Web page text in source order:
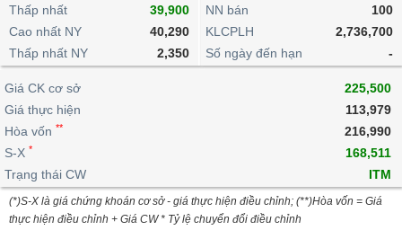
lỗ
dịch
nội
Niên
giám
Tài
liệu
cổ
Định
giá
ngoài
doanh
Top
cổ
phiếu
dịch
Chứng
quyền
quan
Thống
giao
dịch
Thống
giao
dịch
Tin
tức
Phân
tích
kỹ
thuật
trực
tuyến
Bộ
lọc
cổ
Vĩ
mô
lai
Chứng
quyền
Trái
phiếu
IR
Awards
tạo
Dịch
vụ
Thấp nhất
39,900
Cao nhất NY
40,290
Thấp nhất NY
2,350
NN bán
100
KLCPLH
2,736,700
Số ngày đến hạn
-
Giá CK cơ sở
225,500
Giá thực hiện
113,979
Hòa vốn **
216,990
S-X *
168,511
Trạng thái CW
ITM
(*)S-X là giá chứng khoán cơ sở - giá thực hiện điều chỉnh; (**)Hòa vốn = Giá
thực hiện điều chỉnh + Giá CW * Tỷ lệ chuyển đổi điều chỉnh
BẤT
ĐỘNG
SẢN
TÀI
CHÍNH
HÀNG